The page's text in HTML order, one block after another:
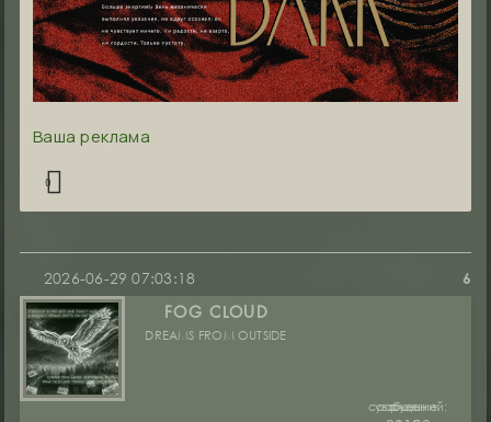
Ваша реклама
0
6
2026-06-29 07:03:18
FOG CLOUD
DREAMS FROM OUTSIDE
руны:
сообщений:
уважение: